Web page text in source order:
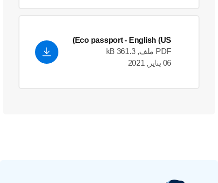
Eco passport - English (US)
PDF ملف, 361.3 kB
06 يناير, 2021